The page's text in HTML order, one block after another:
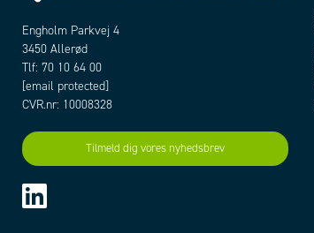
Engholm Parkvej 4
3450 Allerød
Tlf: 70 10 64 00
[email protected]
CVR.nr: 10008328
Tilmeld dig vores nyhedsbrev